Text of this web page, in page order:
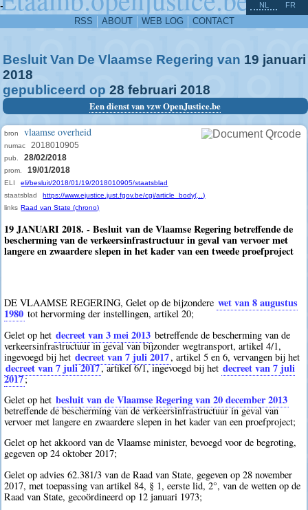
-
RSS ABOUT WEB LOG CONTACT
NL FR
Besluit Van De Vlaamse Regering van 19 januari
2018
gepubliceerd op 28 februari 2018
Een dienst van vzw OpenJustice.be
bron vlaamse overheid
numac 2018010905
pub. 28/02/2018
prom. 19/01/2018
ELI
eli/besluit/2018/01/19/2018010905/staatsblad
staatsblad
https://www.ejustice.just.fgov.be/cgi/article_body(...)
links Raad van State (chrono)
19 JANUARI 2018. - Besluit van de Vlaamse Regering betreffende de
bescherming van de verkeersinfrastructuur in geval van vervoer met
langere en zwaardere slepen in het kader van een tweede proefproject
DE VLAAMSE REGERING, Gelet op de bijzondere wet van 8 augustus
1980 tot hervorming der instellingen, artikel 20;
Gelet op het decreet van 3 mei 2013 betreffende de bescherming van de
verkeersinfrastructuur in geval van bijzonder wegtransport, artikel 4/1,
ingevoegd bij het decreet van 7 juli 2017, artikel 5 en 6, vervangen bij het
decreet van 7 juli 2017, artikel 6/1, ingevoegd bij het decreet van 7 juli
2017;
Gelet op het besluit van de Vlaamse Regering van 20 december 2013
betreffende de bescherming van de verkeersinfrastructuur in geval van
vervoer met langere en zwaardere slepen in het kader van een proefproject;
Gelet op het akkoord van de Vlaamse minister, bevoegd voor de begroting,
gegeven op 24 oktober 2017;
Gelet op advies 62.381/3 van de Raad van State, gegeven op 28 november
2017, met toepassing van artikel 84, § 1, eerste lid, 2°, van de wetten op de
Raad van State, gecoördineerd op 12 januari 1973;
^